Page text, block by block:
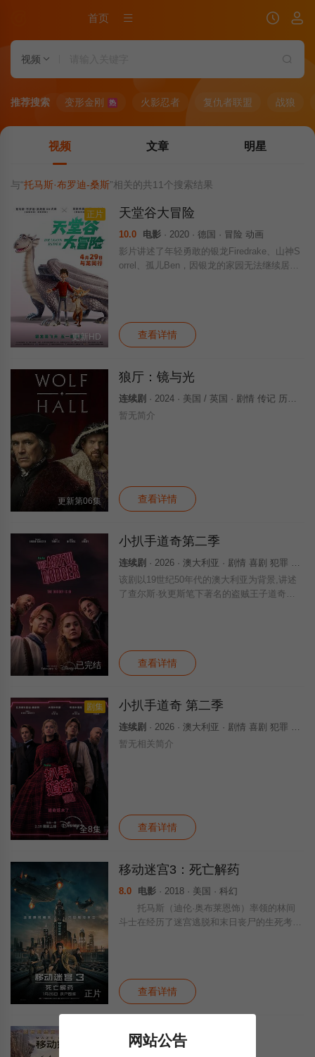
首页
视频
推荐搜索 变形金刚 热 火影忍者 复仇者联盟 战狼
视频 文章 明星
与“托马斯·布罗迪-桑斯”相关的共11 个搜索结果
正片
更新HD
天堂谷大冒险
10.0 电影 · 2020 · 德国 · 冒险 动画
影片讲述了年轻勇敢的银龙Firedrake、山神S
orrel、孤儿Ben，因银龙的家园无法继续居
查看详情
更新第06集
狼厅：镜与光
连续剧 · 2024 · 美国 / 英国 · 剧情 传记 历史 欧美剧 欧美 美国
暂无简介
查看详情
已完结
小扒手道奇第二季
连续剧 · 2026 · 澳大利亚 · 剧情 喜剧 犯罪 欧美剧 欧美
该剧以19世纪50年代的澳大利亚为背景,讲述
了查尔斯·狄更斯笔下著名的盗贼王子道奇的
查看详情
剧集
全8集
小扒手道奇 第二季
连续剧 · 2026 · 澳大利亚 · 剧情 喜剧 犯罪 欧美
暂无相关简介
查看详情
正片
移动迷宫3：死亡解药
8.0 电影 · 2018 · 美国 · 科幻
托马斯（迪伦·奥布莱恩饰）率领的林间
斗士在经历了迷宫逃脱和末日丧尸的生死考验
地
查看详情
移动迷宫2
网站公告